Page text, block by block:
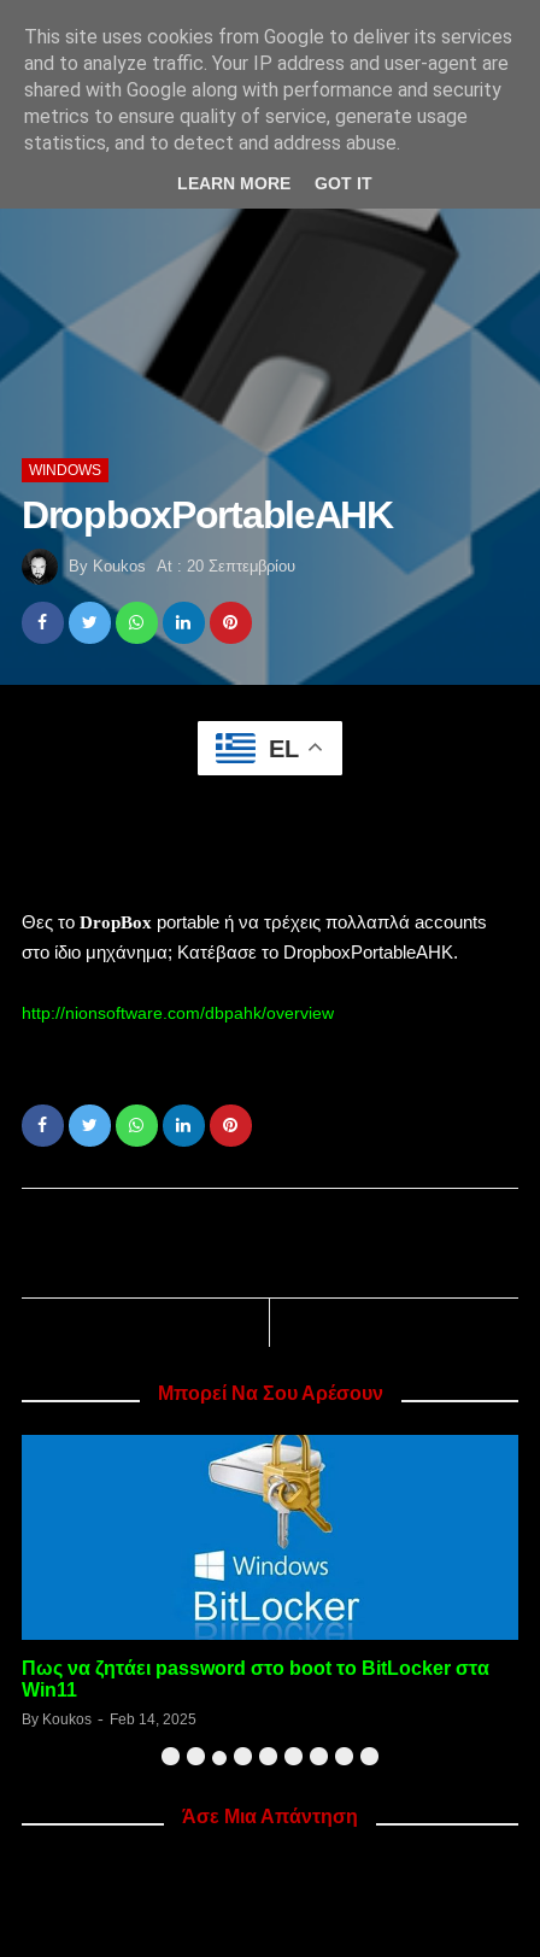
WINDOWS
DropboxPortableAHK
By Koukos At : 20 Σεπτεμβρίου
EL
Θες το DropBox portable ή να τρέχεις πολλαπλά accounts
στο ίδιο μηχάνημα; Κατέβασε το DropboxPortableAHK.
http://nionsoftware.com/dbpahk/overview
Μπορεί Να Σου Αρέσουν
Πως να ζητάει password στο boot το BitLocker στα
Win11
ByKoukos Feb 14, 2025
Άσε Μια Απάντηση
This site uses cookies from Google to deliver its services
and to analyze traffic. Your IP address and user-agent are
shared with Google along with performance and security
metrics to ensure quality of service, generate usage
statistics, and to detect and address abuse.
LEARN MORE GOT IT